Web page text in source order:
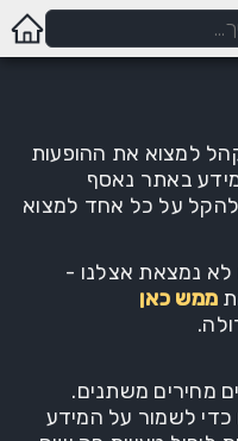
למצוא את ההופעות
באתר נאסף
להקל על כל אחד למצוא
לא נמצאת אצלנו -
ממש כאן
מחירים משתנים.
לשמור על המידע